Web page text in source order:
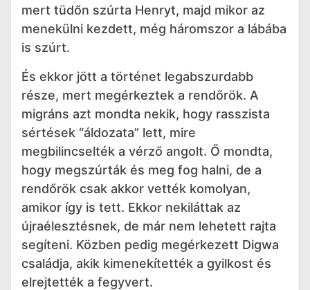
mert tüdőn szúrta Henryt, majd mikor az
menekülni kezdett, még háromszor a lábába
is szúrt.
És ekkor jött a történet legabszurdabb
része, mert megérkeztek a rendőrök. A
migráns azt mondta nekik, hogy rasszista
sértések “áldozata” lett, mire
megbilincselték a vérző angolt. Ő mondta,
hogy megszúrták és meg fog halni, de a
rendőrök csak akkor vették komolyan,
amikor így is tett. Ekkor nekiláttak az
újraélesztésnek, de már nem lehetett rajta
segíteni. Közben pedig megérkezett Digwa
családja, akik kimenekítették a gyilkost és
elrejtették a fegyvert.